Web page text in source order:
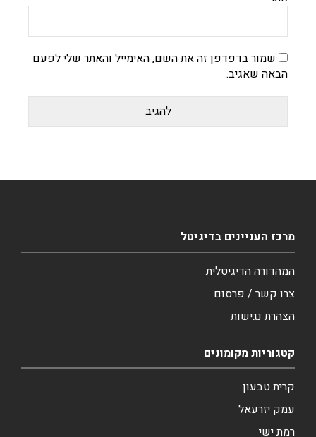
שמור בדפדפן זה את השם, האימייל והאתר שלי לפעם
הבאה שאגיב.
מרכז העניינים בדיגיטל
המהדורה הדיגיטלית
צרו קשר / פרסום
הצהרת נגישות
קטגוריות מקומונים
קרית טבעון
עמק יזרעאל
רמת ישי